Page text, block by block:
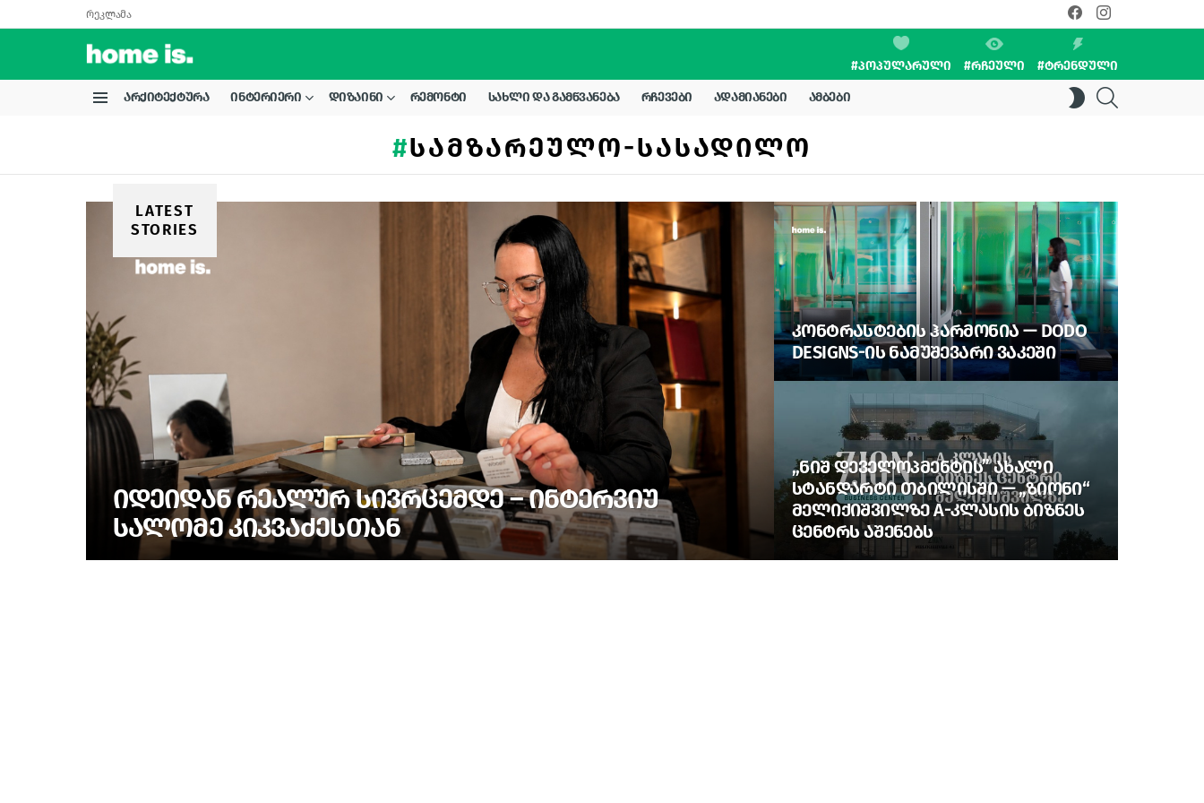
რეკლამა
facebookinstagram
#ᲞᲝᲞᲣᲚᲐᲠᲣᲚᲘ #ᲠᲩᲔᲣᲚᲘ #ᲢᲠᲔᲜᲓᲣᲚᲘ
ᲐᲠᲥᲘᲢᲔᲥᲢᲣᲠᲐ ᲘᲜᲢᲔᲠᲘᲔᲠᲘ ᲓᲘᲖᲐᲘᲜᲘ ᲠᲔᲛᲝᲜᲢᲘ ᲡᲐᲮᲚᲘ ᲓᲐ ᲒᲐᲛᲬᲕᲐᲜᲔᲑᲐ ᲠᲩᲔᲕᲔᲑᲘ ᲐᲓᲐᲛᲘᲐᲜᲔᲑᲘ ᲐᲛᲑᲔᲑᲘ
SWITCH
SKIN
ᲡᲐᲛᲖᲐᲠᲔᲣᲚᲝ-ᲡᲐᲡᲐᲓᲘᲚᲝ
LATEST
STORIES
ᲘᲓᲔᲘᲓᲐᲜ ᲠᲔᲐᲚᲣᲠ ᲡᲘᲕᲠᲪᲔᲛᲓᲔ – ᲘᲜᲢᲔᲠᲕᲘᲣ
ᲡᲐᲚᲝᲛᲔ ᲙᲘᲙᲕᲐᲫᲔᲡᲗᲐᲜ
ᲙᲝᲜᲢᲠᲐᲡᲢᲔᲑᲘᲡ ᲰᲐᲠᲛᲝᲜᲘᲐ — DODO
DESIGNS-ᲘᲡ ᲜᲐᲛᲣᲨᲔᲕᲐᲠᲘ ᲕᲐᲙᲔᲨᲘ
„ᲜᲘᲨ ᲓᲔᲕᲔᲚᲝᲞᲛᲔᲜᲢᲘᲡ” ᲐᲮᲐᲚᲘ
ᲡᲢᲐᲜᲓᲐᲠᲢᲘ ᲗᲑᲘᲚᲘᲡᲨᲘ — „ᲖᲘᲝᲜᲘ“
ᲛᲔᲚᲘᲥᲘᲨᲕᲘᲚᲖᲔ A-ᲙᲚᲐᲡᲘᲡ ᲑᲘᲖᲜᲔᲡ
ᲪᲔᲜᲢᲠᲡ ᲐᲨᲔᲜᲔᲑᲡ